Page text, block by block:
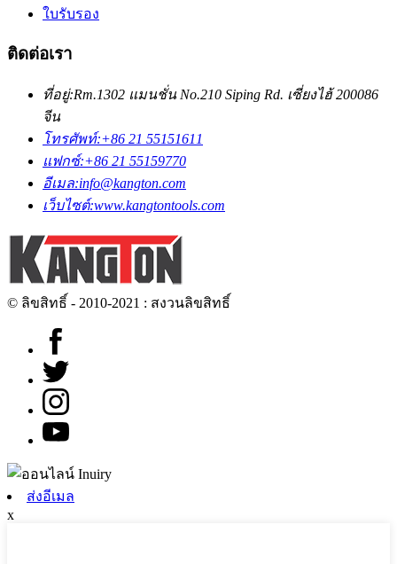
ใบรับรอง
ติดต่อเรา
ที่อยู่:Rm.1302 แมนชั่น No.210 Siping Rd. เซี่ยงไฮ้ 200086
จีน
โทรศัพท์:+86 21 55151611
แฟกซ์:+86 21 55159770
อีเมล:info@kangton.com
เว็บไซต์:www.kangtontools.com
© ลิขสิทธิ์ - 2010-2021 : สงวนลิขสิทธิ์
ส่งอีเมล
x